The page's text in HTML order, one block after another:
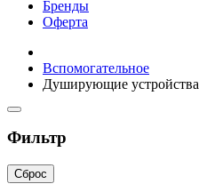
Бренды
Оферта
Вспомогательное
Душирующие устройства
Фильтр
Сброс